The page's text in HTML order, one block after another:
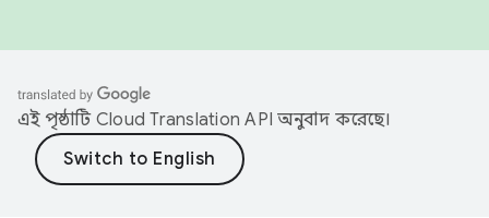
এই পৃষ্ঠাটি Cloud Translation API অনুবাদ করেছে।